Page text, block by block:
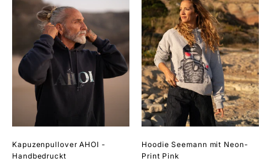
Kapuzenpullover AHOI -
Handbedruckt
Hoodie Seemann mit Neon-
Print Pink